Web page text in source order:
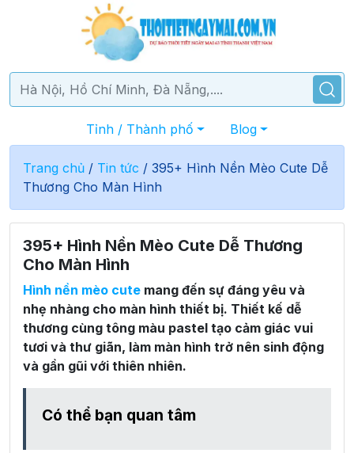
Tỉnh / Thành phố Blog
Trang chủ / Tin tức / 395+ Hình Nền Mèo Cute Dễ
Thương Cho Màn Hình
395+ Hình Nền Mèo Cute Dễ Thương
Cho Màn Hình
Hình nền mèo cute mang đến sự đáng yêu và
nhẹ nhàng cho màn hình thiết bị. Thiết kế dễ
thương cùng tông màu pastel tạo cảm giác vui
tươi và thư giãn, làm màn hình trở nên sinh động
và gần gũi với thiên nhiên.
Có thể bạn quan tâm